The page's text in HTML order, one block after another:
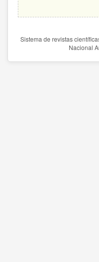
Sistema de revistas
Nacional